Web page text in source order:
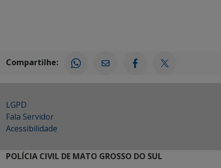
Compartilhe:
LGPD
Fala Servidor
Acessibilidade
POLÍCIA CIVIL DE MATO GROSSO DO SUL